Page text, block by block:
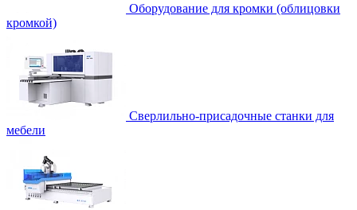
Оборудование для кромки (облицовки
кромкой)
Сверлильно-присадочные станки для
мебели